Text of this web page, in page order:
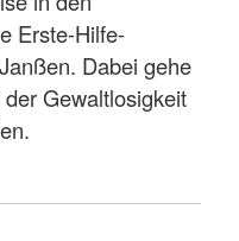
Erste-Hilfe-
Dabei gehe
Gewaltlosigkeit